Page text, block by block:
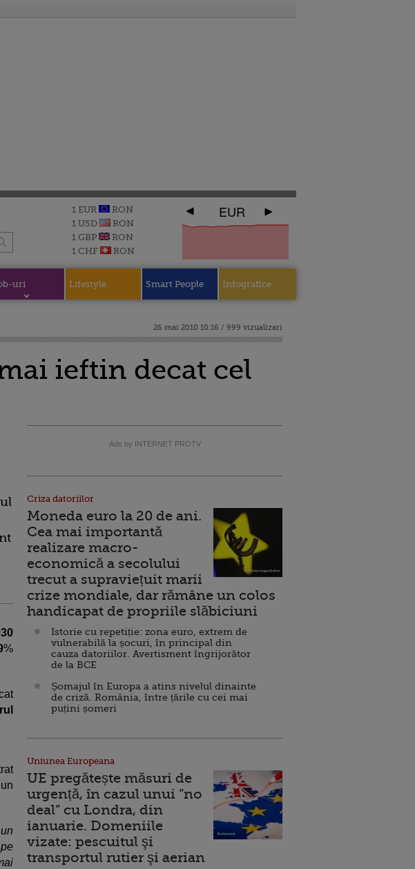
1 EUR
RON
1 USD
RON
1 GBP
RON
1 CHF
RON
EUR
uri Lifestyle Smart People Infografice
26 mai 2010 10:16 / 999 vizualizari
ieftin decat cel
%
Ads by INTERNET PROTV
Criza datoriilor
Moneda euro la 20 de ani.
Cea mai importantă
realizare macro-
economică a secolului
trecut a supraviețuit marii
crize mondiale, dar rămâne un colos
handicapat de propriile slăbiciuni
Istorie cu repetiție: zona euro, extrem de
vulnerabilă la șocuri, în principal din
cauza datoriilor. Avertisment îngrijorător
de la BCE
Șomajul în Europa a atins nivelul dinainte
de criză. România, între țările cu cei mai
puțini șomeri
Uniunea Europeana
UE pregătește măsuri de
urgență, în cazul unui ”no
deal” cu Londra, din
ianuarie. Domeniile
vizate: pescuitul şi
transportul rutier şi aerian